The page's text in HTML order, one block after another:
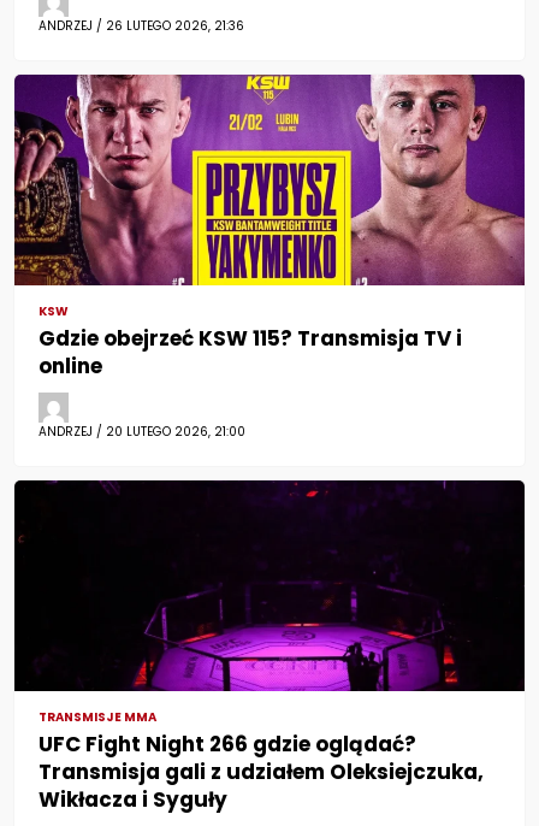
ANDRZEJ / 26 LUTEGO 2026, 21:36
KSW
Gdzie obejrzeć KSW 115? Transmisja TV i
online
ANDRZEJ / 20 LUTEGO 2026, 21:00
TRANSMISJE MMA
UFC Fight Night 266 gdzie oglądać?
Transmisja gali z udziałem Oleksiejczuka,
Wikłacza i Syguły